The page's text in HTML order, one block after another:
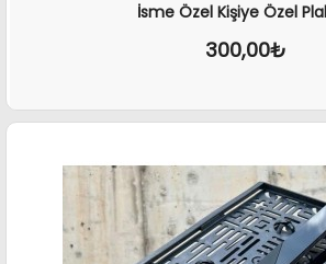
İsme Özel Kişiye Özel
300,00₺